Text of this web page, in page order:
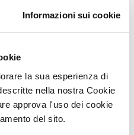
Informazioni sui cookie
la sua esperienza di
nella nostra Cookie
approva l'uso dei cookie
del sito.